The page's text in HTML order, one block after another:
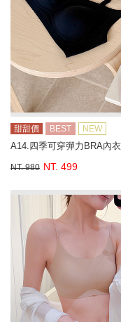
甜甜價 BEST NEW
A14.四季可穿彈力BRA內衣
NT. 980 NT. 499